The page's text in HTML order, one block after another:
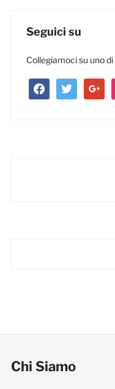
Seguici su
Collegiamoci su uno
facebooktwitter google
Chi Siamo